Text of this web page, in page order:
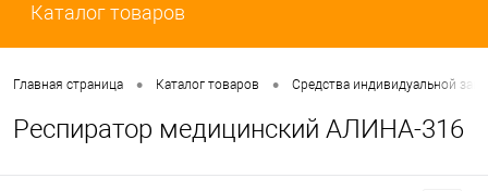
Каталог товаров
Главная страница • Каталог товаров • Средства индивидуальной
Респиратор медицинский АЛИНА-316